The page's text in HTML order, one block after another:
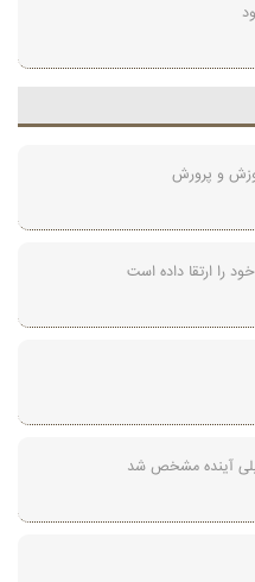
را ارتقا داده است
آینده مشخص شد